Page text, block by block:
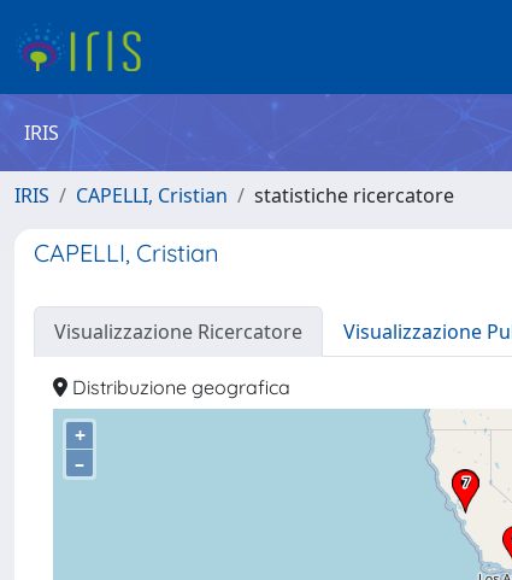
IRIS
IRIS CAPELLI, Cristian statistiche ricercatore
CAPELLI, Cristian
Visualizzazione Ricercatore Visualizzazione
Distribuzione geografica
+
–